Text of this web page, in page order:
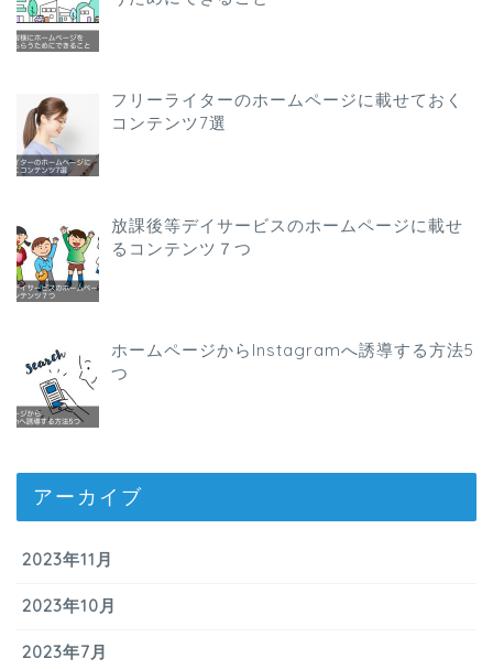
フリーライターのホームページに載せておく
コンテンツ7選
放課後等デイサービスのホームページに載せ
るコンテンツ７つ
ホームページからInstagramへ誘導する方法5
つ
アーカイブ
2023年11月
2023年10月
2023年7月